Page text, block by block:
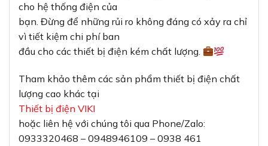
cho hệ thống điện của
bạn. Đừng để những rủi ro không đáng có xảy ra chỉ
vì tiết kiệm chi phí ban
đầu cho các thiết bị điện kém chất lượng.
Tham khảo thêm các sản phẩm thiết bị điện chất
lượng cao khác tại
Thiết bị điện VIKI
hoặc liên hệ với chúng tôi qua Phone/Zalo:
0933320468 – 0948946109 – 0938 461